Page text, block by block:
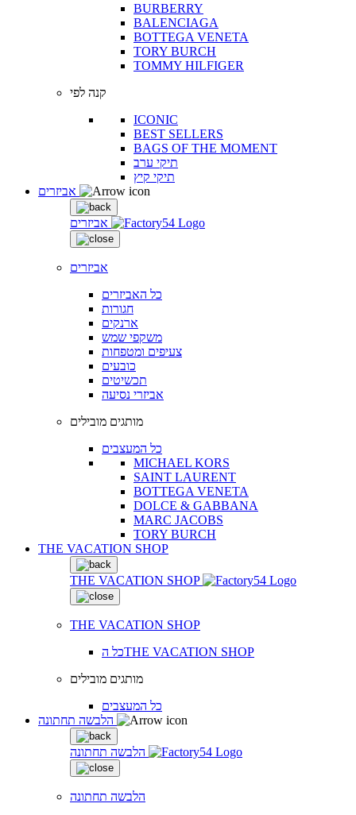
BURBERRY
BALENCIAGA
BOTTEGA VENETA
TORY BURCH
TOMMY HILFIGER
קנה לפי
ICONIC
BEST SELLERS
BAGS OF THE MOMENT
תיקי ערב
תיקי קיץ
אביזרים
אביזרים
כל האביזרים
חגורות
ארנקים
משקפי שמש
צעיפים ומטפחות
כובעים
תכשיטים
אביזרי נסיעה
מותגים מובילים
כל המעצבים
MICHAEL KORS
SAINT LAURENT
BOTTEGA VENETA
DOLCE & GABBANA
MARC JACOBS
TORY BURCH
THE VACATION SHOP
THE VACATION SHOP
THE VACATION SHOP
כל הTHE VACATION SHOP
מותגים מובילים
כל המעצבים
הלבשה תחתונה
הלבשה תחתונה